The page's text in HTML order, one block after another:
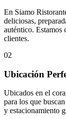
En Siamo
deliciosas,
auténtico. Estamos
clientes.
02
Ubicación
Ubicados en el
para los que
y estacionamiento